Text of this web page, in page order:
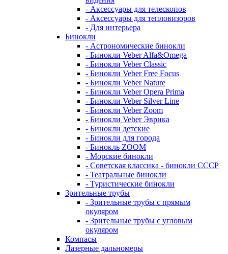
- Аксессуары для телескопов
- Аксессуары для тепловизоров
- Для интерьера
Бинокли
- Астрономические бинокли
- Бинокли Veber Alfa&Omega
- Бинокли Veber Classic
- Бинокли Veber Free Focus
- Бинокли Veber Nature
- Бинокли Veber Opera Prima
- Бинокли Veber Silver Line
- Бинокли Veber Zoom
- Бинокли Veber Эврика
- Бинокли детские
- Бинокли для города
- Бинокль ZOOM
- Морские бинокли
- Советская классика - бинокли СССР
- Театральные бинокли
- Туристические бинокли
Зрительные трубы
- Зрительные трубы с прямым
окуляром
- Зрительные трубы с угловым
окуляром
Компасы
Лазерные дальномеры